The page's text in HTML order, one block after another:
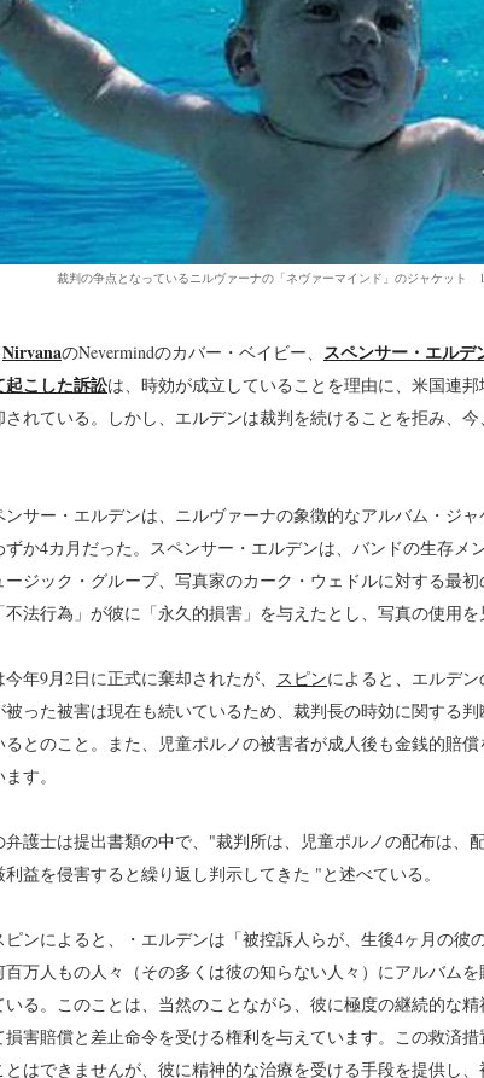
裁判の争点となっているニルヴァーナの「ネヴァーマインド」のジャケット
NirvanaのNevermindのカバー・ベイビー、 スペンサー・エルデ
起こした訴訟は、時効が成立していることを理由に、米国連
されている。しかし、エルデンは裁判を続けることを拒み、
ンサー・エルデンは、ニルヴァーナの象徴的なアルバム・ジ
ずか4カ月だった。スペンサー・エルデンは、バンドの生存メ
ージック・グループ、写真家のカーク・ウェドルに対する最
不法行為」が彼に「永久的損害」を与えたとし、写真の使用を
年9月2日に正式に棄却されたが、 スピンによると、エルデ
被った被害は現在も続いているため、裁判長の時効に関する
るとのこと。また、児童ポルノの被害者が成人後も金銭的賠
す。
弁護士は提出書類の中で、"裁判所は、児童ポルノの配布は、
益を侵害すると繰り返し判示してきた "と述べている。
ピンによると、・エルデンは「被控訴人らが、生後4ヶ月の彼
万人もの人々（その多くは彼の知らない人々）にアルバムを
いる。このことは、当然のことながら、彼に極度の継続的な
損害賠償と差止命令を受ける権利を与えています。この救済
とはできませんが、彼に精神的な治療を受ける手段を提供し